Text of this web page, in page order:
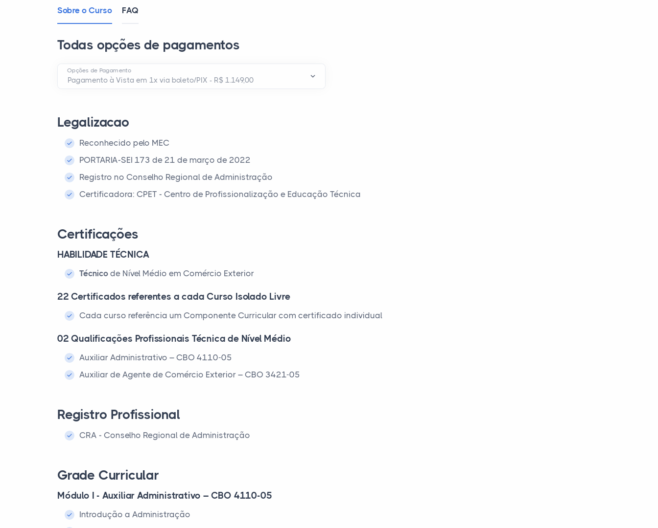
Sobre o Curso FAQ
Todas opções de pagamentos
Opções de Pagamento
Legalizacao
Reconhecido pelo MEC
PORTARIA-SEI 173 de 21 de março de 2022
Registro no Conselho Regional de Administração
Certificadora: CPET - Centro de Profissionalização e Educação Técnica
Certificações
HABILIDADE TÉCNICA
Técnico de Nível Médio em Comércio Exterior
22 Certificados referentes a cada Curso Isolado Livre
Cada curso referência um Componente Curricular com certificado individual
02 Qualificações Profissionais Técnica de Nível Médio
Auxiliar Administrativo – CBO 4110-05
Auxiliar de Agente de Comércio Exterior – CBO 3421-05
Registro Profissional
CRA - Conselho Regional de Administração
Grade Curricular
Módulo I - Auxiliar Administrativo – CBO 4110-05
Introdução a Administração